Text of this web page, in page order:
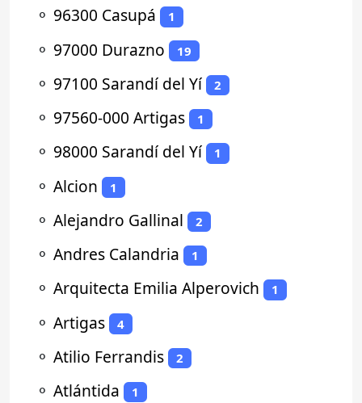
⚬ 96300 Casupá 1
⚬ 97000 Durazno 19
⚬ 97100 Sarandí del Yí 2
⚬ 97560-000 Artigas 1
⚬ 98000 Sarandí del Yí 1
⚬ Alcion 1
⚬ Alejandro Gallinal 2
⚬ Andres Calandria 1
⚬ Arquitecta Emilia Alperovich 1
⚬ Artigas 4
⚬ Atilio Ferrandis 2
⚬ Atlántida 1